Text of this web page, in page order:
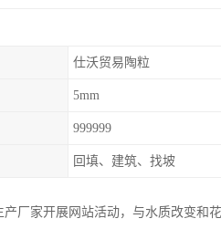
仕沃贸易陶粒
5mm
999999
回填、建筑、找坡
产厂家开展网站活动，与水质改变和